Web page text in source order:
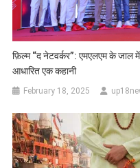
फ़िल्म “द नेटवर्कर”: एमएलएम के जाल
आधारित एक कहानी
February 18, 2025